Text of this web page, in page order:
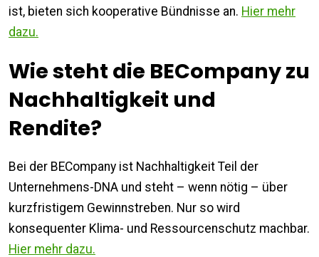
ist, bieten sich kooperative Bündnisse an. Hier mehr
dazu.
Wie steht die BECompany zu
Nachhaltigkeit und
Rendite?
Bei der BECompany ist Nachhaltigkeit Teil der
Unternehmens-DNA und steht – wenn nötig – über
kurzfristigem Gewinnstreben. Nur so wird
konsequenter Klima- und Ressourcenschutz machbar.
Hier mehr dazu.